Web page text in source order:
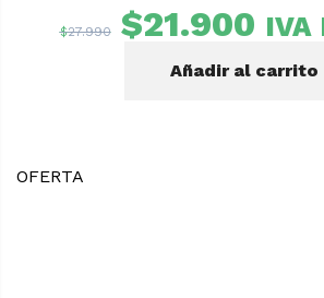
$27.990 El
precio
original
$21.900El
IVA
Añadir al carrito
OFERTA